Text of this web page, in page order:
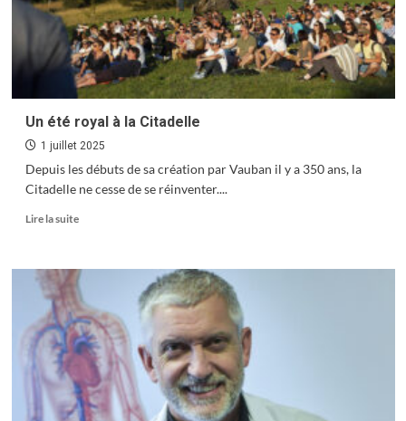
Un été royal à la Citadelle
1 juillet 2025
Depuis les débuts de sa création par Vauban il y a 350 ans, la
Citadelle ne cesse de se réinventer....
Lire la suiteEn
sur
été
royal
à
la
Citadelle